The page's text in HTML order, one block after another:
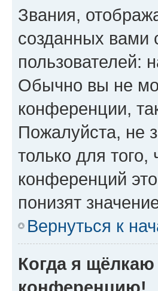
Звания,
созданных вами
пользователей:
Обычно вы не
конференции,
Пожалуйста, не
только для
конференций
понизят
Вернуться к
Когда я
конференцию!